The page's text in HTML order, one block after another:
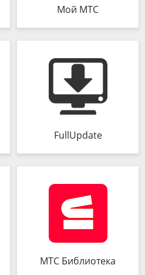
Мой МТС
FullUpdate
МТС Библиотека